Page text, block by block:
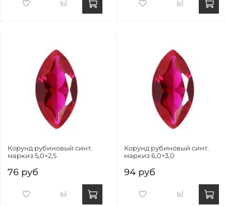
Корунд рубиновый синт.
маркиз 5,0×2,5
76 руб
Корунд рубиновый синт.
маркиз 6,0×3,0
94 руб